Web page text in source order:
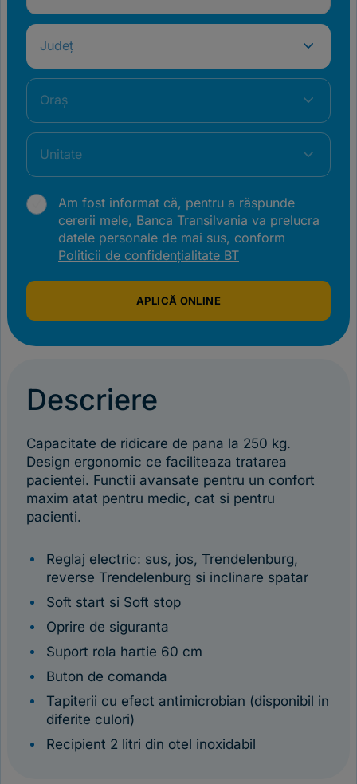
Județ
Oraș
Unitate
Am fost informat că, pentru a răspunde
cererii mele, Banca Transilvania va prelucra
datele personale de mai sus, conform
Politicii de confidențialitate BT
APLICĂ ONLINE
Descriere
Capacitate de ridicare de pana la 250 kg.
Design ergonomic ce faciliteaza tratarea
pacientei. Functii avansate pentru un confort
maxim atat pentru medic, cat si pentru
pacienti.
Reglaj electric: sus, jos, Trendelenburg,
reverse Trendelenburg si inclinare spatar
Soft start si Soft stop
Oprire de siguranta
Suport rola hartie 60 cm
Buton de comanda
Tapiterii cu efect antimicrobian (disponibil in
diferite culori)
Recipient 2 litri din otel inoxidabil